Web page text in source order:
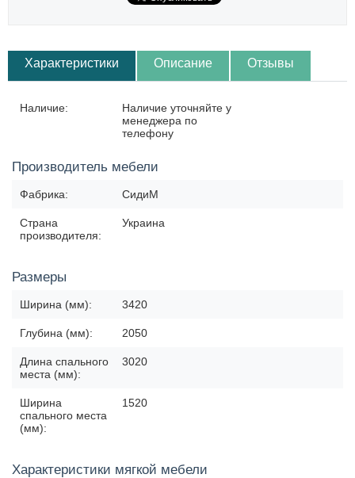
Характеристики Описание Отзывы
Наличие:
Наличие уточняйте у
менеджера по
телефону
Производитель мебели
Фабрика: СидиМ
Страна
производителя:
Украина
Размеры
Ширина (мм): 3420
Глубина (мм): 2050
Длина спального
места (мм):
3020
Ширина
спального места
(мм):
1520
Характеристики мягкой мебели